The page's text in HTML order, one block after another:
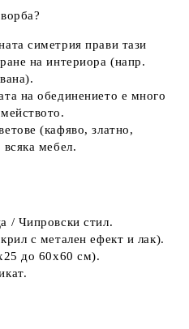
симетрия прави тази
на интериора (напр.
на обединението е много
(кафяво, златно,
мебел.
/ Чипровски стил.
с метален ефект и лак).
до 60х60 см).